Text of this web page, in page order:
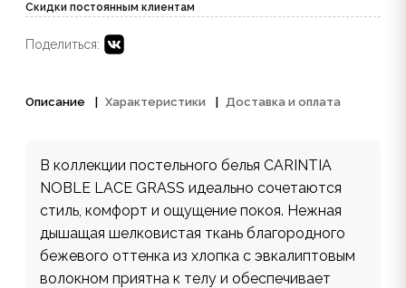
Скидки постоянным клиентам
Поделиться:
Описание Характеристики Доставка и оплата
В коллекции постельного белья CARINTIA
NOBLE LACE GRASS идеально сочетаются
стиль, комфорт и ощущение покоя. Нежная
дышащая шелковистая ткань благородного
бежевого оттенка из хлопка с эвкалиптовым
волокном приятна к телу и обеспечивает